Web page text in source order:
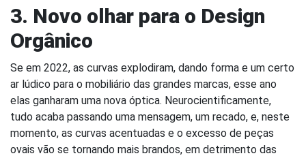
3. Novo olhar para o Design
Orgânico
Se em 2022, as curvas explodiram, dando forma e um certo
ar lúdico para o mobiliário das grandes marcas, esse ano
elas ganharam uma nova óptica. Neurocientificamente,
tudo acaba passando uma mensagem, um recado, e, neste
momento, as curvas acentuadas e o excesso de peças
ovais vão se tornando mais brandos, em detrimento das